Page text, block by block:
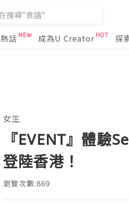
話 成為U Creator 探
女生
『EVENT』體
登陸香港！
瀏覽次數:869